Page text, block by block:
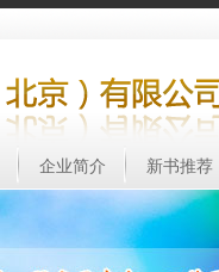
企业简介 新书推荐